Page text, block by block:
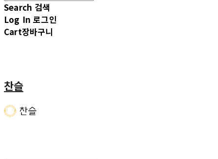
Search 검색
Log In 로그인
Cart장바구니
찬슬